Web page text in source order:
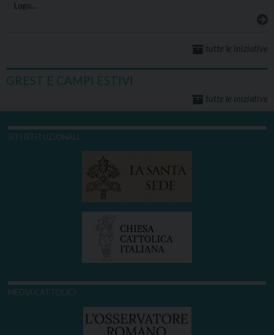
Logo…
tutte le iniziative
GREST E CAMPI ESTIVI
tutte le iniziative
SITI ISTITUZIONALI
MEDIA CATTOLICI